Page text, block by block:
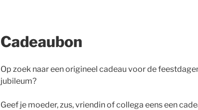
Cadeaubon
Op zoek naar een origineel cadeau voor de
jubileum?
Geef je moeder, zus, vriendin of collega eens een